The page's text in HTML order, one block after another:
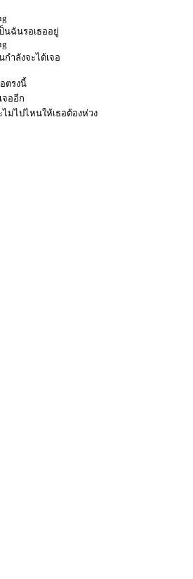
นฉันรอเธออยู่
กำลังจะได้เจอ
ตรงนี้
จออีก
ไม่ไปไหนให้เธอต้องห่วง